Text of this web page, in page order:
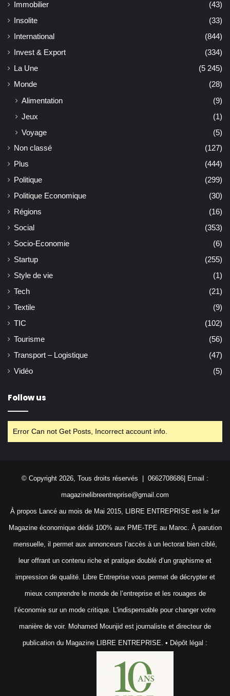
Immobilier
(43)
Insolite
(33)
International
(844)
Invest & Export
(334)
La Une
(5 245)
Monde
(28)
Alimentation
(9)
Jeux
(1)
Voyage
(5)
Non classé
(127)
Plus
(444)
Politique
(299)
Politique Economique
(30)
Régions
(16)
Social
(353)
Socio-Economie
(6)
Startup
(255)
Style de vie
(1)
Tech
(21)
Textile
(9)
TIC
(102)
Tourisme
(56)
Transport – Logistique
(47)
Vidéo
(5)
Follow us
Error Can not Get Posts, Incorrect account info.
© Copyright 2026, Tous droits réservés | 0662708686| Email :
magazinelibreentreprise@gmail.com
À propos Lancé au mois de Mai 2015, LIBRE ENTREPRISE est le 1er
Magazine économique dédié 100% aux PME-TPE au Maroc. À parution
mensuelle, il permet aux annonceurs l’accès à un lectorat bien ciblé,
leur offrant un contenu riche et pratique doublé d’un graphisme et
impression de qualité. Libre Entreprise vous permet de décrypter et
mieux comprendre le monde de l’entreprise et les rouages de
l’économie sur un mode critique. L'indispensable pour changer votre
manière de voir. Mohamed Mounjid est journaliste et directeur de
publication du Magazine LIBRE ENTREPRISE. • Dépôt légal :